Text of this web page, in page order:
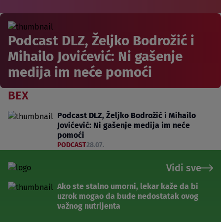
Podcast DLZ, Željko Bodrožić i
Mihailo Jovićević: Ni gašenje
medija im neće pomoći
BEX
Podcast DLZ, Željko Bodrožić i Mihailo
Jovićević: Ni gašenje medija im neće
pomoći
PODCAST28.07.
Vidi sve
Ako ste stalno umorni, lekar kaže da bi
uzrok mogao da bude nedostatak ovog
važnog nutrijenta